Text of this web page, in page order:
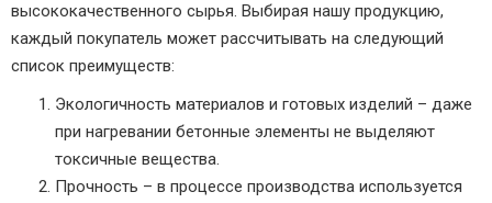
высококачественного сырья. Выбирая нашу продукцию,
каждый покупатель может рассчитывать на следующий
список преимуществ:
Экологичность материалов и готовых изделий – даже
при нагревании бетонные элементы не выделяют
токсичные вещества.
Прочность – в процессе производства используется